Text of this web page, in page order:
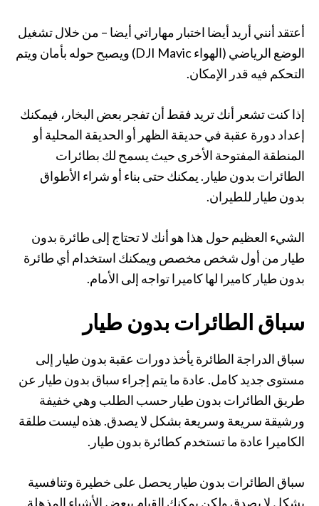
أعتقد أنني أريد أيضا اختبار مهاراتي أيضا – من خلال تشغيل
الوضع الرياضي (الهواء DJI Mavic) ويصبح حوله بأمان ويتم
التحكم فيه قدر الإمكان.
إذا كنت تشعر أنك تريد فقط أن تفجر بعض البخار، فيمكنك
إعداد دورة عقبة في حديقة الظهر أو الحديقة المحلية أو
المنطقة المفتوحة الأخرى حيث يسمح لك بطائرات
الطائرات بدون طيار. يمكنك حتى بناء أو شراء الأطواق
بدون طيار للطيران.
الشيء العظيم حول هذا هو أنك لا تحتاج إلى طائرة بدون
طيار من أول شخص مخصص ويمكنك استخدام أي طائرة
بدون طيار كاميرا لها كاميرا تواجه إلى الأمام.
سباق الطائرات بدون طيار
سباق الدراجة الطائرة يأخذ دورات عقبة بدون طيار إلى
مستوى جديد كامل. عادة ما يتم إجراء سباق بدون طيار عن
طريق الطائرات بدون طيار حسب الطلب وهي خفيفة
ورشيقة سريعة وسريعة بشكل لا يصدق. هذه ليست طلقة
الكاميرا عادة ما تستخدم كطائرة بدون طيار.
سباق الطائرات بدون طيار يحصل على خطيرة وتنافسية
بشكل لا يصدق ولكن يمكنك القيام ببعض الأشياء المذهلة.